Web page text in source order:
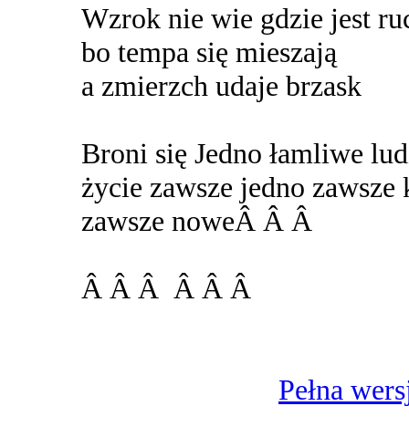
Wzrok nie wie gdzie jest
bo tempa się mieszają
a zmierzch udaje brzask
Broni się Jedno łamliwe
życie zawsze jedno
zawsze noweÂ Â Â
Â Â Â Â Â Â
Pełna